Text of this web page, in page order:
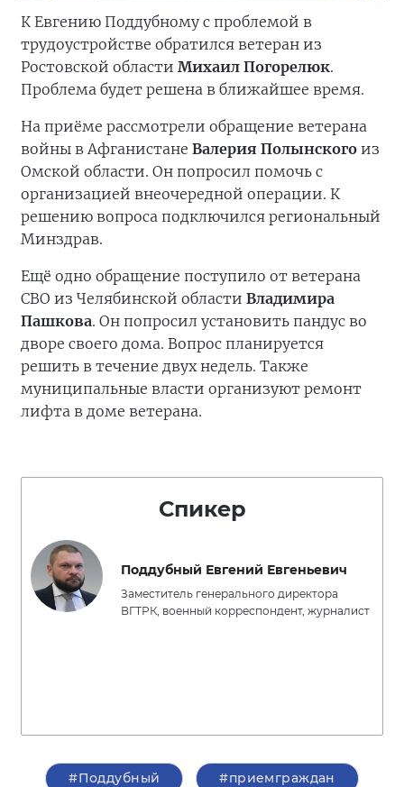
К Евгению Поддубному с проблемой в
трудоустройстве обратился ветеран из
Ростовской области Михаил Погорелюк.
Проблема будет решена в ближайшее время.
На приёме рассмотрели обращение ветерана
войны в Афганистане Валерия Полынского из
Омской области. Он попросил помочь с
организацией внеочередной операции. К
решению вопроса подключился региональный
Минздрав.
Ещё одно обращение поступило от ветерана
СВО из Челябинской области Владимира
Пашкова. Он попросил установить пандус во
дворе своего дома. Вопрос планируется
решить в течение двух недель. Также
муниципальные власти организуют ремонт
лифта в доме ветерана.
Спикер
Поддубный Евгений Евгеньевич
Заместитель генерального директора
ВГТРК, военный корреспондент, журналист
#Поддубный #приемграждан